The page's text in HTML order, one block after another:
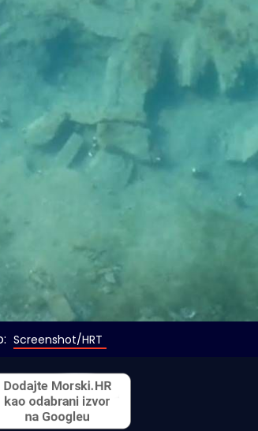
Screenshot/HRT